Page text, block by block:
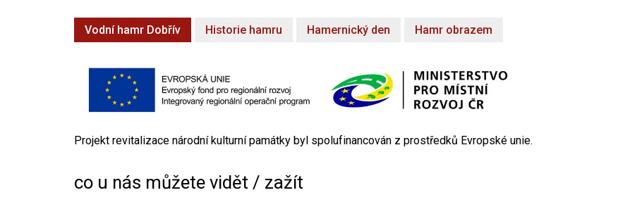
Vodní hamr Dobřív Historie hamru Hamernický den Hamr obrazem
Projekt revitalizace národní kulturní památky byl spolufinancován z prostředků Evropské unie.
co u nás můžete vidět / zažít